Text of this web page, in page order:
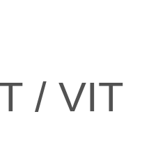
/ VIT